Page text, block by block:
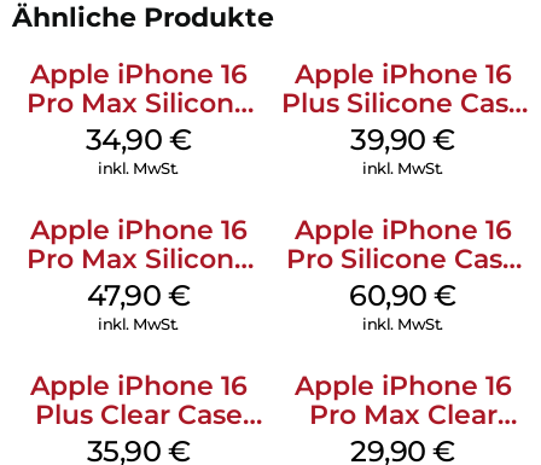
Ähnliche Produkte
Apple iPhone 16
Pro Max Silicone
Case MagSafe
Denim
34,90 €
inkl. MwSt.
Apple iPhone 16
Plus Silicone Case
MagSafe Plum
39,90€
inkl. MwSt.
Apple iPhone 16
Pro Max Silicone
Case MagSafe
Black
47,90 €
inkl. MwSt.
Apple iPhone 16
Pro Silicone Case
MagSafe Stone
Gray
60,90€
inkl. MwSt.
Apple iPhone 16
Plus Clear Case
MagSafe
35,90 €
Apple iPhone 16
Pro Max Clear
Case MagSafe
29,90€